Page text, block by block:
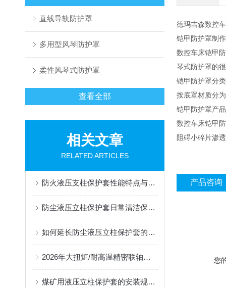
直线导轨防护罩
多用型风琴防护罩
柔性风琴式防护罩
查看全部
相关文章
RELATED ARTICLES
防火液压支柱保护套性能特点与阻燃防护应用
防尘液压立柱保护套日常清洁保养与更换规范
如何延长防尘液压立柱保护套的使用寿命？
2026年大扭矩/耐高温精密联轴器定制找哪家？能实现精准定制的优质厂家盘点
煤矿用液压立柱保护套的安装规范与使用寿命提升方案
德玛吉森数控
铠甲防护罩制
数控车床铠甲
琴式防护罩的
铠甲防护罩分类
按底罩材质分
铠甲防护罩产
数控车床铠甲
阻碍小碎片渗
产品咨询
您